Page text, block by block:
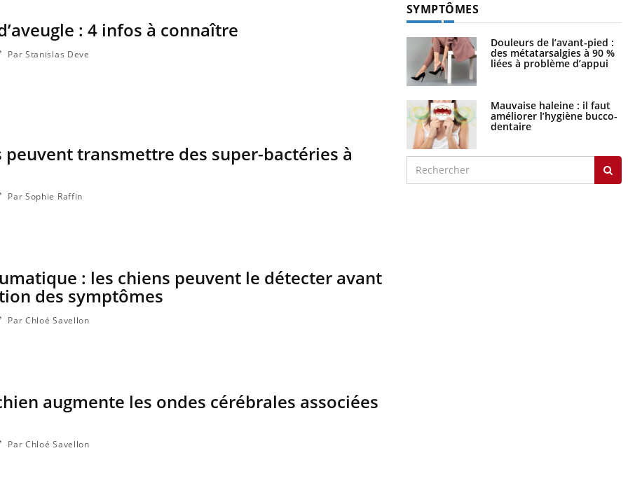
: 4 infos à connaître
Par Stanislas Deve
peuvent transmettre des super-bactéries à
Par Sophie Raffin
: les chiens peuvent le détecter avant
des symptômes
Par Chloé Savellon
augmente les ondes cérébrales associées
Par Chloé Savellon
SYMPTÔMES
Douleurs de l’avant-pied :
des métatarsalgies à 90 %
liées à problème d’appui
Mauvaise haleine : il faut
améliorer l’hygiène bucco-
dentaire